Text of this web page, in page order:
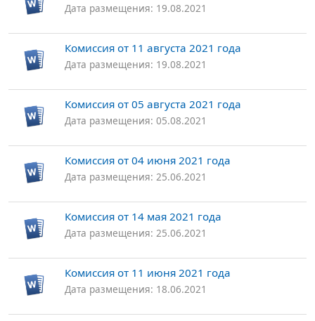
Дата размещения: 19.08.2021
Комиссия от 11 августа 2021 года
Дата размещения: 19.08.2021
Комиссия от 05 августа 2021 года
Дата размещения: 05.08.2021
Комиссия от 04 июня 2021 года
Дата размещения: 25.06.2021
Комиссия от 14 мая 2021 года
Дата размещения: 25.06.2021
Комиссия от 11 июня 2021 года
Дата размещения: 18.06.2021